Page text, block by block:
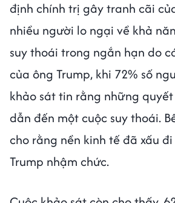
định chính trị gây tranh cãi
nhiều người lo ngại về khả
suy thoái trong ngắn hạn do
của ông Trump, khi 72% số
khảo sát tin rằng những
dẫn đến một cuộc suy thoái.
cho rằng nền kinh tế đã xấu
Trump nhậm chức.